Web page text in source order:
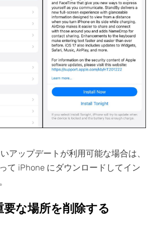
アップデートが利用可能な場合は、
て iPhone にダウンロードしてイン
要な場所を削除する